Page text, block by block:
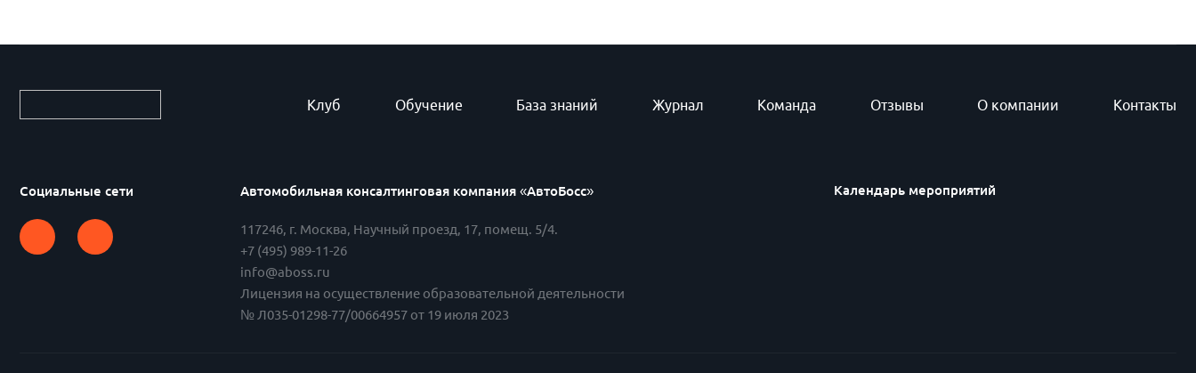
Клуб Обучение База знаний Журнал Команда Отзывы О компании Контакты
Социальные сети Автомобильная консалтинговая компания «АвтоБосс»
117246, г. Москва, Научный проезд, 17, помещ. 5/4.
+7 (495) 989-11-26
info@aboss.ru
Лицензия на осуществление образовательной деятельности
№ Л035-01298-77/00664957 от 19 июля 2023
Календарь мероприятий